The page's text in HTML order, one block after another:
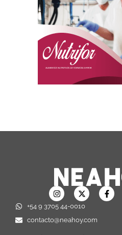
+54 9 3705 44-0010
contacto@neahoy.com